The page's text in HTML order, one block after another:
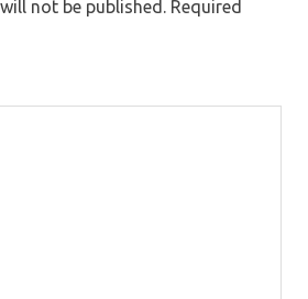
not be published. Required